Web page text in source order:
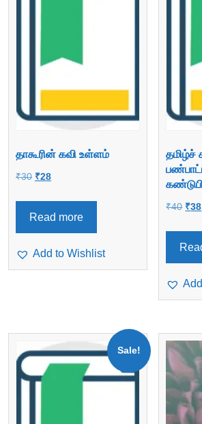
தாகூரின் கவி உள்ளம்
₹30 Original
was:
₹30.
₹28Current
is:
₹28.
Read more
Add to Wishlist
தமிழ்ச்
₹40 ₹38
Sale!